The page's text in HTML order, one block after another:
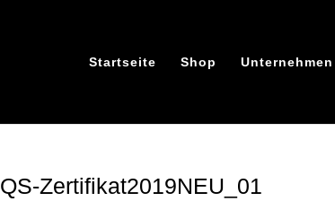
Startseite Shop Unternehmen
QS-Zertifikat2019NEU_01